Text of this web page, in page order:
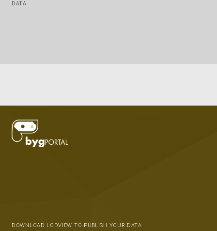
DATA
DOWNLOAD LODVIEW TO PUBLISH YOUR DATA